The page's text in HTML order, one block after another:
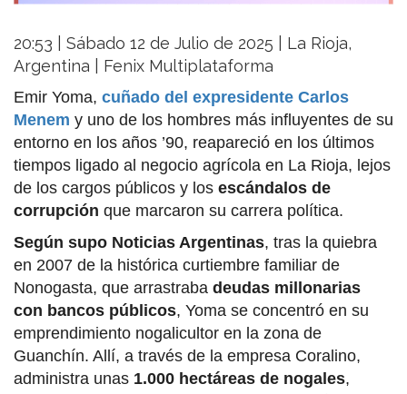
20:53 | Sábado 12 de Julio de 2025 | La Rioja,
Argentina | Fenix Multiplataforma
Emir Yoma, cuñado del expresidente Carlos
Menem y uno de los hombres más influyentes de su
entorno en los años ’90, reapareció en los últimos
tiempos ligado al negocio agrícola en La Rioja, lejos
de los cargos públicos y los escándalos de
corrupción que marcaron su carrera política.
Según supo Noticias Argentinas, tras la quiebra
en 2007 de la histórica curtiembre familiar de
Nonogasta, que arrastraba deudas millonarias
con bancos públicos, Yoma se concentró en su
emprendimiento nogalicultor en la zona de
Guanchín. Allí, a través de la empresa Coralino,
administra unas 1.000 hectáreas de nogales,